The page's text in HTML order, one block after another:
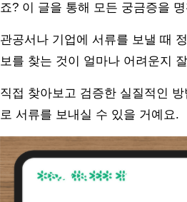
죠? 이 글을 통해 모든 궁금증을
관공서나 기업에 서류를 보낼 때
보를 찾는 것이 얼마나 어려운지
직접 찾아보고 검증한 실질적인
로 서류를 보내실 수 있을 거예요.